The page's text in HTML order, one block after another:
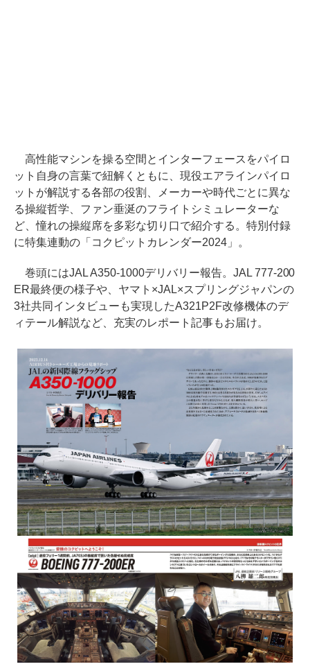
高性能マシンを操る空間とインターフェースをパイロ
ット自身の言葉で紐解くともに、現役エアラインパイロ
ットが解説する各部の役割、メーカーや時代ごとに異な
る操縦哲学、ファン垂涎のフライトシミュレーターな
ど、憧れの操縦席を多彩な切り口で紹介する。特別付録
に特集連動の「コクピットカレンダー2024」。
巻頭にはJAL A350-1000デリバリー報告。JAL 777-200
ER最終便の様子や、ヤマト×JAL×スプリングジャパンの
3社共同インタビューも実現したA321P2F改修機体のデ
ィテール解説など、充実のレポート記事もお届け。